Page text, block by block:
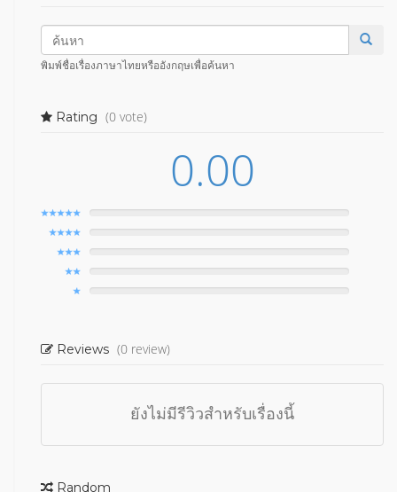
พิมพ์ชื่อเรื่องภาษาไทยหรืออังกฤษเพื่อค้นหา
Rating (0 vote)
0.00
Reviews (0 review)
ยังไม่มีรีวิวสำหรับเรื่องนี้
Random